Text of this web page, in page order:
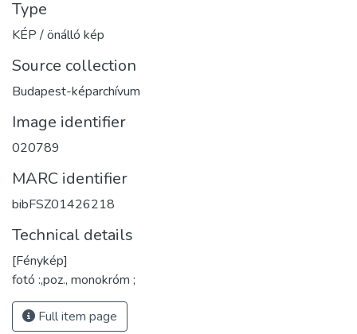
Type
KÉP / önálló kép
Source collection
Budapest-képarchívum
Image identifier
020789
MARC identifier
bibFSZ01426218
Technical details
[Fénykép]
fotó :,poz., monokróm ;
Full item page